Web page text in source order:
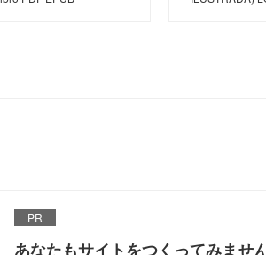
PR
あなたもサイトをつくってみませ